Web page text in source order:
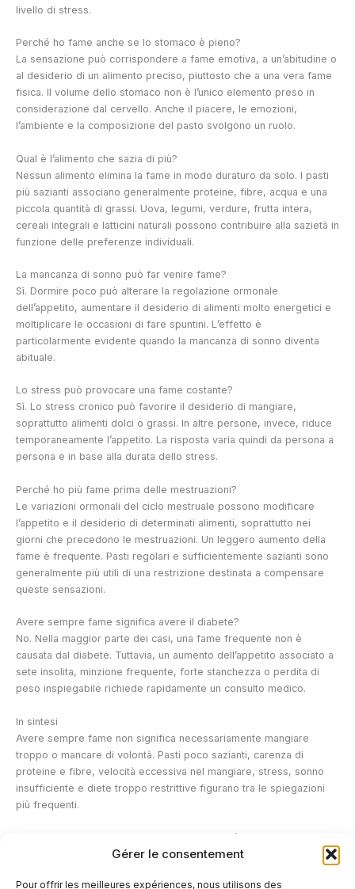
Gérer le consentement
Pour offrir les meilleures expériences, nous utilisons des
livello di stress.
Perché ho fame anche se lo stomaco è pieno?
La sensazione può corrispondere a fame emotiva, a un’abitudine o
al desiderio di un alimento preciso, piuttosto che a una vera fame
fisica. Il volume dello stomaco non è l’unico elemento preso in
considerazione dal cervello. Anche il piacere, le emozioni,
l’ambiente e la composizione del pasto svolgono un ruolo.
Qual è l’alimento che sazia di più?
Nessun alimento elimina la fame in modo duraturo da solo. I pasti
più sazianti associano generalmente proteine, fibre, acqua e una
piccola quantità di grassi. Uova, legumi, verdure, frutta intera,
cereali integrali e latticini naturali possono contribuire alla sazietà in
funzione delle preferenze individuali.
La mancanza di sonno può far venire fame?
Sì. Dormire poco può alterare la regolazione ormonale
dell’appetito, aumentare il desiderio di alimenti molto energetici e
moltiplicare le occasioni di fare spuntini. L’effetto è
particolarmente evidente quando la mancanza di sonno diventa
abituale.
Lo stress può provocare una fame costante?
Sì. Lo stress cronico può favorire il desiderio di mangiare,
soprattutto alimenti dolci o grassi. In altre persone, invece, riduce
temporaneamente l’appetito. La risposta varia quindi da persona a
persona e in base alla durata dello stress.
Perché ho più fame prima delle mestruazioni?
Le variazioni ormonali del ciclo mestruale possono modificare
l’appetito e il desiderio di determinati alimenti, soprattutto nei
giorni che precedono le mestruazioni. Un leggero aumento della
fame è frequente. Pasti regolari e sufficientemente sazianti sono
generalmente più utili di una restrizione destinata a compensare
queste sensazioni.
Avere sempre fame significa avere il diabete?
No. Nella maggior parte dei casi, una fame frequente non è
causata dal diabete. Tuttavia, un aumento dell’appetito associato a
sete insolita, minzione frequente, forte stanchezza o perdita di
peso inspiegabile richiede rapidamente un consulto medico.
In sintesi
Avere sempre fame non significa necessariamente mangiare
troppo o mancare di volontà. Pasti poco sazianti, carenza di
proteine e fibre, velocità eccessiva nel mangiare, stress, sonno
insufficiente e diete troppo restrittive figurano tra le spiegazioni
più frequenti.
Prima di cercare di controllare ulteriormente l’alimentazione,
assicurati che i pasti siano realmente completi e sufficientemente